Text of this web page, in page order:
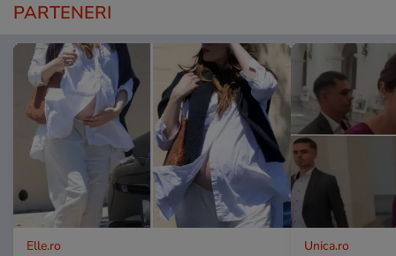
PARTENERI
Elle.ro Unica.ro